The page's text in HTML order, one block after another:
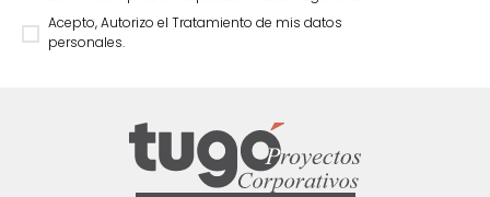
Acepto, Autorizo el Tratamiento de mis datos
personales.